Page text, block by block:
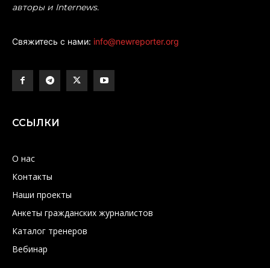
авторы и Internews.
Свяжитесь с нами: info@newreporter.org
ССЫЛКИ
О нас
Контакты
Наши проекты
Анкеты гражданских журналистов
Каталог тренеров
Вебинар